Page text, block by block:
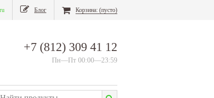
Блог Корзина: (пусто)
+7 (812) 309 41 12
Пн—Пт 00:00—23:59